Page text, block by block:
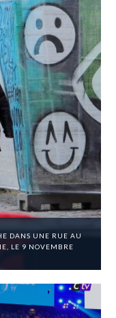
DANS UNE RUE AU
LE 9 NOVEMBRE